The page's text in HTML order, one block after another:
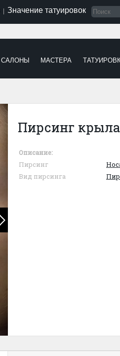
Значение татуировок
САЛОНЫ МАСТЕРА
Пирсинг
Описание:
Пирсинг
Вид пирсинга